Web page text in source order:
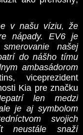
v našu víziu, že
nápady. EV6 je
našej
do nášho tímu
ambasádorom
viceprezident
Kia pre značku
len medzi
je aj symbolom
svojich
neustále snaží